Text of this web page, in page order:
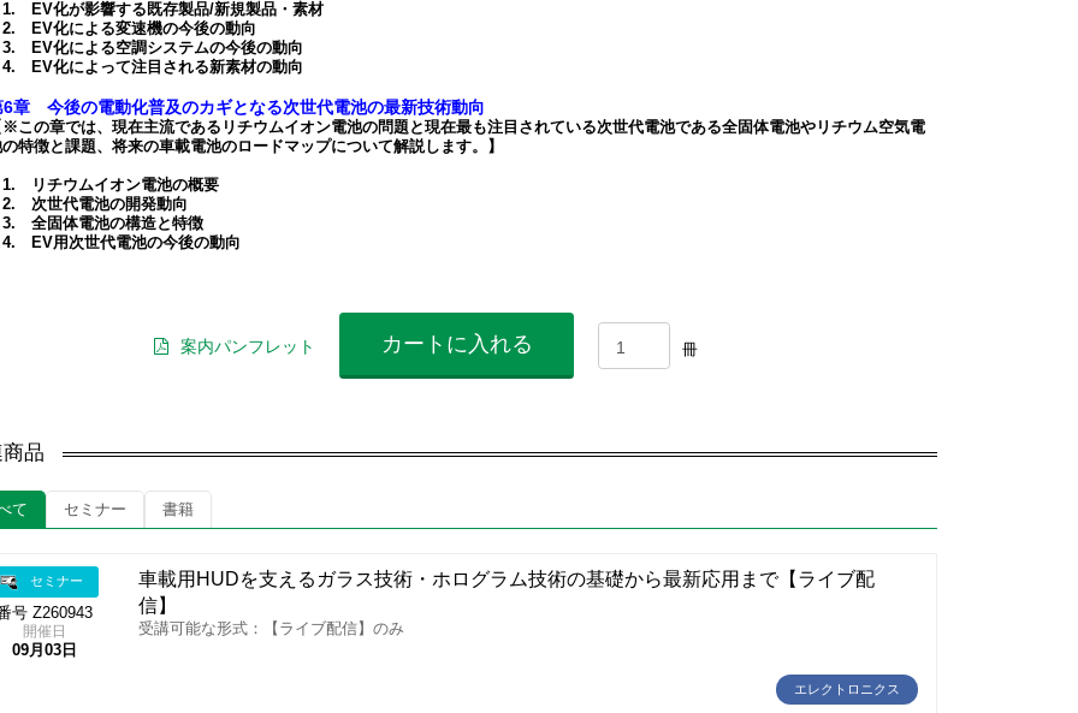
EV化が影響する既存製品/新規製品・素材
EV化による変速機の今後の動向
EV化による空調システムの今後の動向
EV化によって注目される新素材の動向
6章 今後の電動化普及のカギとなる次世代電池の最新技術動向
この章では、現在主流であるリチウムイオン電池の問題と現在最も注目されている次世代電池である全固体電池やリチウム空気電
特徴と課題、将来の車載電池のロードマップについて解説します。】
リチウムイオン電池の概要
次世代電池の開発動向
全固体電池の構造と特徴
EV用次世代電池の今後の動向
案内パンフレット カートに入れる 冊
品
て セミナー 書籍
セミナー
号 Z260943
開催日
09月03日
車載用HUDを支えるガラス技術・ホログラム技術の基礎から最新応用まで【ライブ配
信】
受講可能な形式：【ライブ配信】のみ
エレクトロニクス